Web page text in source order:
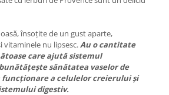
însoțite de un gust aparte,
nu lipsesc. Au o cantitate
care ajută sistemul
sănătatea vaselor de
funcționare a celulelor creierului și
digestiv.